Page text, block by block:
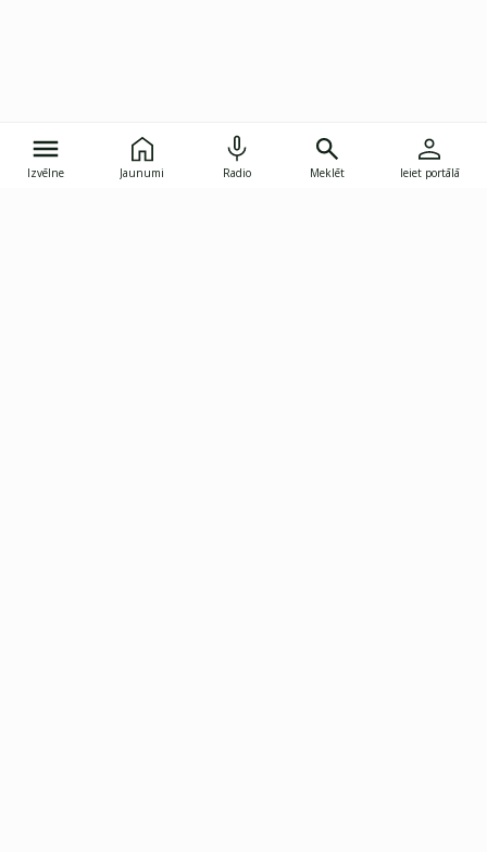
Izvēlne Jaunumi Radio Meklēt Ieiet portālā